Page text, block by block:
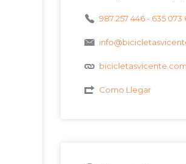
987 257 446 - 635 073
bicicletasvicente.com
Como Llegar